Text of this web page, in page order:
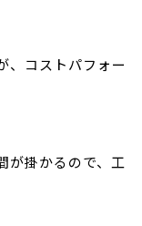
、コストパフォー
が掛かるので、工